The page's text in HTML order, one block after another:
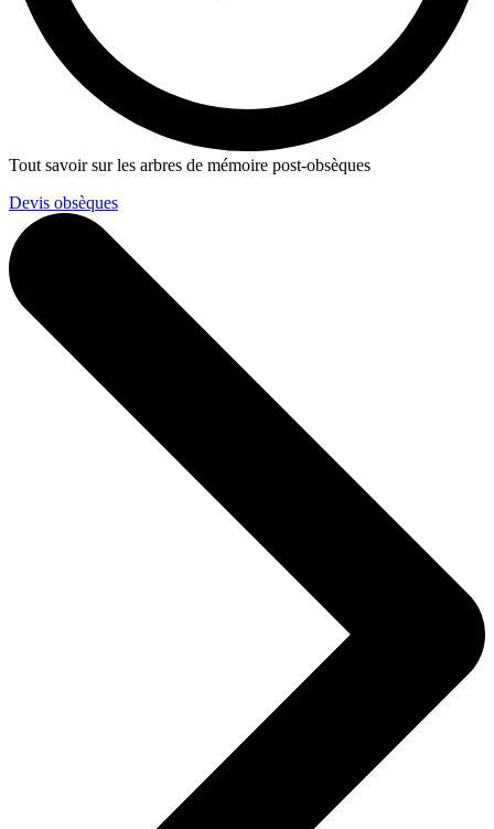
Tout savoir sur les arbres de mémoire post-obsèques
Devis obsèques